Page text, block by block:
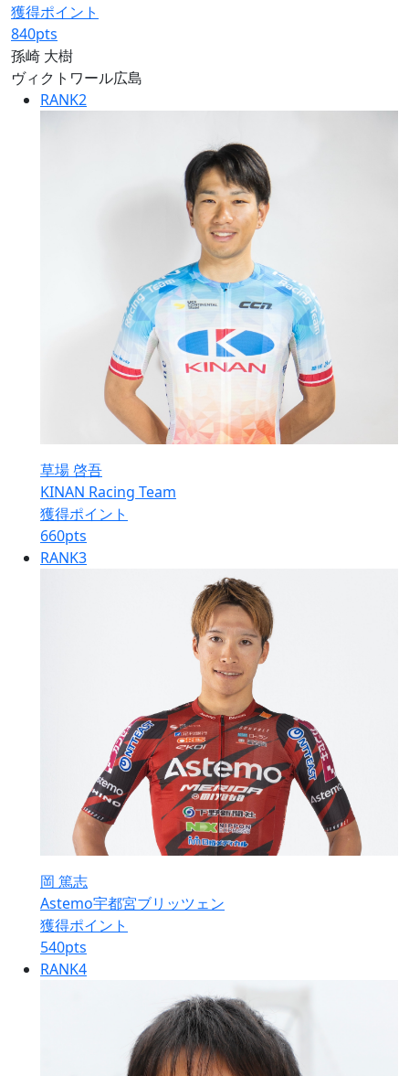
獲得ポイント
840pts
孫崎 大樹
ヴィクトワール広島
RANK2
草場 啓吾
KINAN Racing Team
獲得ポイント
660pts
RANK3
岡 篤志
Astemo宇都宮ブリッツェン
獲得ポイント
540pts
RANK4